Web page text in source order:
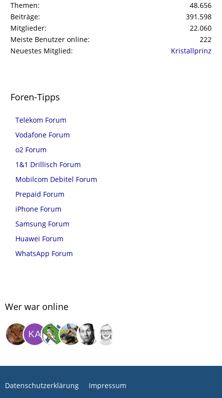
Themen
48.656
Beiträge
391.598
Mitglieder
22.060
Meiste Benutzer online
222
Neuestes Mitglied
Kristallprinz
Foren-Tipps
Telekom Forum
Vodafone Forum
o2 Forum
1&1 Drillisch Forum
Mobilcom Debitel Forum
Prepaid Forum
iPhone Forum
Samsung Forum
Huawei Forum
WhatsApp Forum
Wer war online
Datenschutzerklärung Impressum